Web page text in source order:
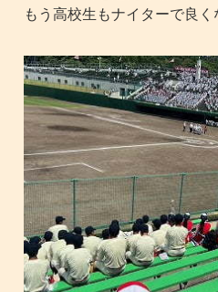
もう高校生もナイターで良く